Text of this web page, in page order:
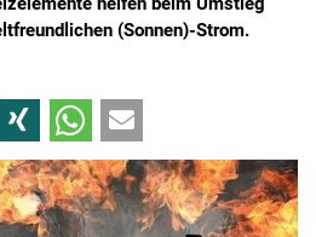
(Sonnen)-Strom.